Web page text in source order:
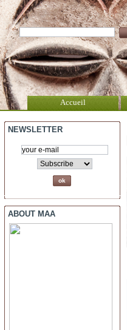
Accueil
NEWSLETTER
ABOUT MAA